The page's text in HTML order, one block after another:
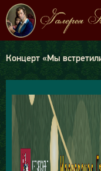
Концерт «Мы